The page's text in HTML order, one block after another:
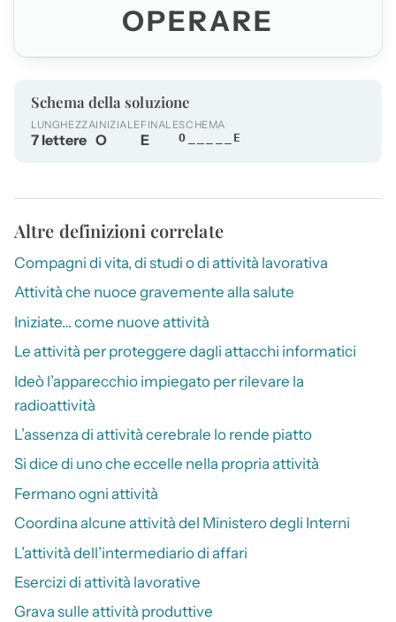
OPERARE
Schema della soluzione
LUNGHEZZA
7 lettere
INIZIALE
O
FINALE
E
SCHEMA
O_____E
Altre definizioni correlate
Compagni di vita, di studi o di attività lavorativa
Attività che nuoce gravemente alla salute
Iniziate… come nuove attività
Le attività per proteggere dagli attacchi informatici
Ideò l’apparecchio impiegato per rilevare la
radioattività
L’assenza di attività cerebrale lo rende piatto
Si dice di uno che eccelle nella propria attività
Fermano ogni attività
Coordina alcune attività del Ministero degli Interni
L’attività dell’intermediario di affari
Esercizi di attività lavorative
Grava sulle attività produttive